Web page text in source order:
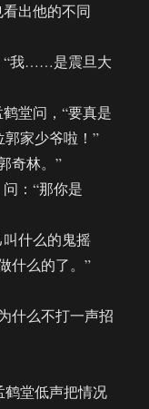
出他的不同
“我……是震旦大
堂问，“要真是
家少爷啦！”
林。”
：“那你是
什么的鬼摇
什么的了。”
么不打一声招
堂低声把情况